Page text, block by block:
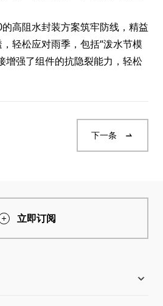
高阻水封装方案筑牢防线，精益
轻松应对雨季，包括“泼水节模
增强了组件的抗隐裂能力，轻松
下一条
立即订阅